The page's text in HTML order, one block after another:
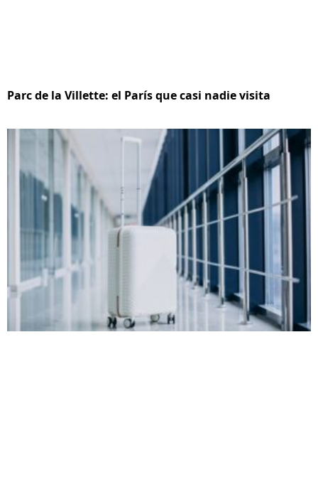
Parc de la Villette: el París que casi nadie visita